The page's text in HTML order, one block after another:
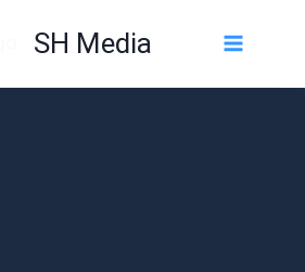
SH Media